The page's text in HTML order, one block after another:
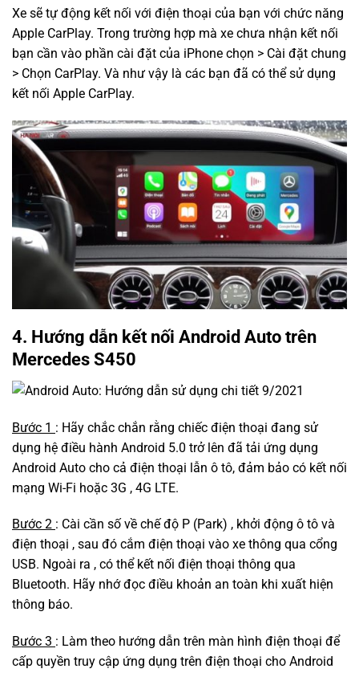
Xe sẽ tự động kết nối với điện thoại của bạn với chức năng
Apple CarPlay. Trong trường hợp mà xe chưa nhận kết nối
bạn cần vào phần cài đặt của iPhone chọn > Cài đặt chung
> Chọn CarPlay. Và như vậy là các bạn đã có thể sử dụng
kết nối Apple CarPlay.
4. Hướng dẫn kết nối Android Auto trên
Mercedes S450
Bước 1 : Hãy chắc chắn rằng chiếc điện thoại đang sử
dụng hệ điều hành Android 5.0 trở lên đã tải ứng dụng
Android Auto cho cả điện thoại lẫn ô tô, đảm bảo có kết nối
mạng Wi-Fi hoặc 3G , 4G LTE.
Bước 2 : Cài cần số về chế độ P (Park) , khởi động ô tô và
điện thoại , sau đó cắm điện thoại vào xe thông qua cổng
USB. Ngoài ra , có thể kết nối điện thoại thông qua
Bluetooth. Hãy nhớ đọc điều khoản an toàn khi xuất hiện
thông báo.
Bước 3 : Làm theo hướng dẫn trên màn hình điện thoại để
cấp quyền truy cập ứng dụng trên điện thoại cho Android